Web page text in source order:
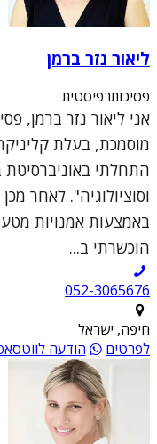
ליאור נזר ברמן
פסיכותרפיסטית
אני ליאור נזר ברמן,
מוסמכת, בעלת
התחלתי באוניברסיטת
וסוציולוגיה". לאחר
באמצעות אמנויות
הוכשרתי ב...
052-3065676
חיפה, ישראל
לפרטים
הודעה